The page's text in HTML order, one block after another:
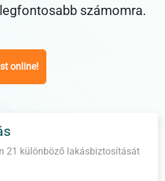
számomra.
online!
21 különböző lakásbiztosítását